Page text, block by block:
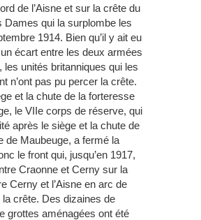
de l’Aisne et sur la crête du
Dames qui la surplombe les
1914. Bien qu’il y ait eu
écart entre les deux armées
les unités britanniques qui les
n’ont pas pu percer la crête.
et la chute de la forteresse
le VIIe corps de réserve, qui
après le siège et la chute de
de Maubeuge, a fermé la
le front qui, jusqu’en 1917,
Craonne et Cerny sur la
Cerny et l’Aisne en arc de
crête. Des dizaines de
grottes aménagées ont été